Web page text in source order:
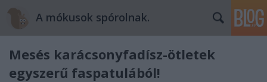
A mókusok spórolnak.
Mesés karácsonyfadísz-ötletek
egyszerű faspatulából!